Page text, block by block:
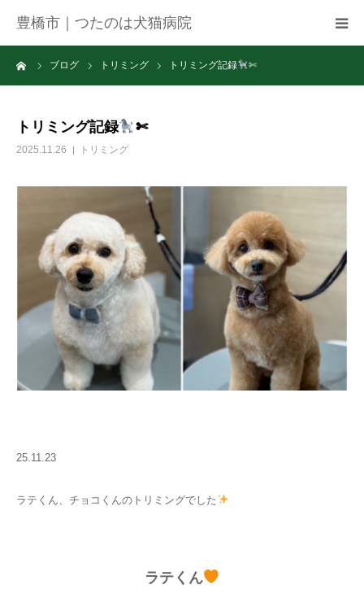
豊橋市｜つたのは犬猫病院
ブログ トリミング トリミング記録 ✄
トリミング記録 ✄
2025.11.26 トリミング
25.11.23
ラテくん、チョコくんのトリミングでした
ラテくん
病院紹介
ブログ
お問い合わせ